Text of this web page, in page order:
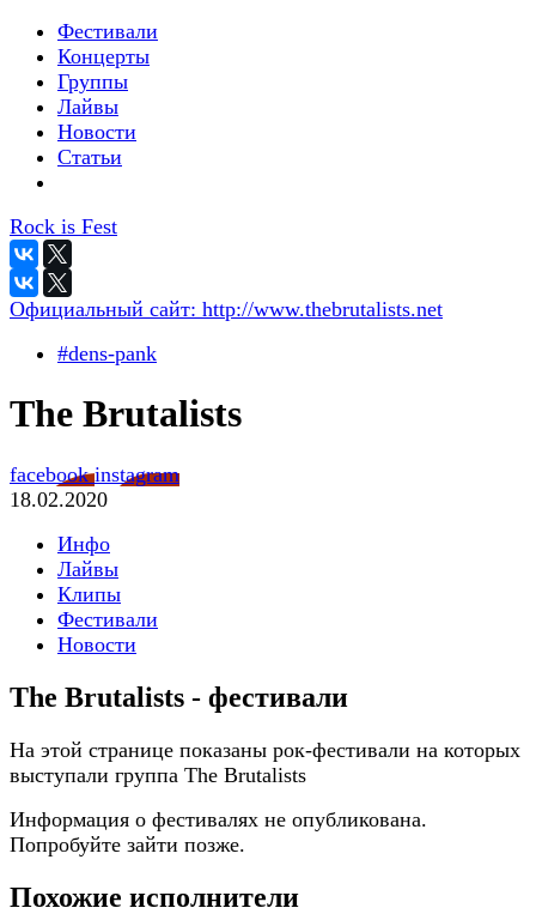
Фестивали
Концерты
Группы
Лайвы
Новости
Статьи
Rock is Fest
Официальный сайт: http://www.thebrutalists.net
#dens-pank
The Brutalists
facebookinstagram
18.02.2020
Инфо
Лайвы
Клипы
Фестивали
Новости
The Brutalists - фестивали
На этой странице показаны рок-фестивали на которых
выступали группа The Brutalists
Информация о фестивалях не опубликована.
Попробуйте зайти позже.
Похожие исполнители